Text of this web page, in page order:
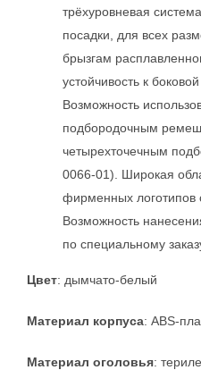
трёхуровневая
посадки, для всех
брызгам
устойчивость к
Возможность
подбородочным
четырехточечным
0066-01). Широкая
фирменных логотипов
Возможность
по специальному
Цвет: дымчато-белый
Материал корпуса: ABS-
Материал оголовья: